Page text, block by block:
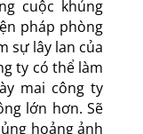
về các khía
cuộc khủng
pháp phòng
sự lây lan của
ty có thể làm
mai công ty